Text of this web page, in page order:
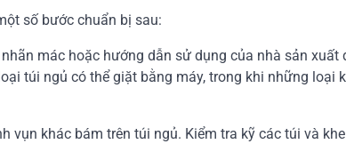
số bước chuẩn bị sau:
mác hoặc hướng dẫn sử dụng của nhà sản xuất
túi ngủ có thể giặt bằng máy, trong khi những loại
vụn khác bám trên túi ngủ. Kiểm tra kỹ các túi và